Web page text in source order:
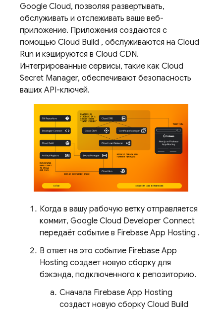
Google Cloud, позволяя развертывать,
обслуживать и отслеживать ваше веб-
приложение. Приложения создаются с
помощью Cloud Build , обслуживаются на Cloud
Run и кэшируются в Cloud CDN.
Интегрированные сервисы, такие как Cloud
Secret Manager, обеспечивают безопасность
ваших API-ключей.
Когда в вашу рабочую ветку отправляется
коммит, Google Cloud Developer Connect
передаёт событие в Firebase App Hosting .
В ответ на это событие Firebase App
Hosting создает новую сборку для
бэкэнда, подключенного к репозиторию.
Сначала Firebase App Hosting
создаст новую сборку Cloud Build